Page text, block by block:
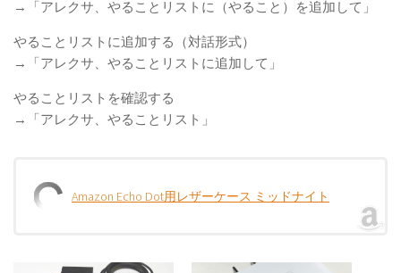
→「アレクサ、やることリストに（やること）を追加して」
やることリストに追加する（対話形式）
→「アレクサ、やることリストに追加して」
やることリストを確認する
→「アレクサ、やることリスト」
Amazon Echo Dot用レザーケース ミッドナイト